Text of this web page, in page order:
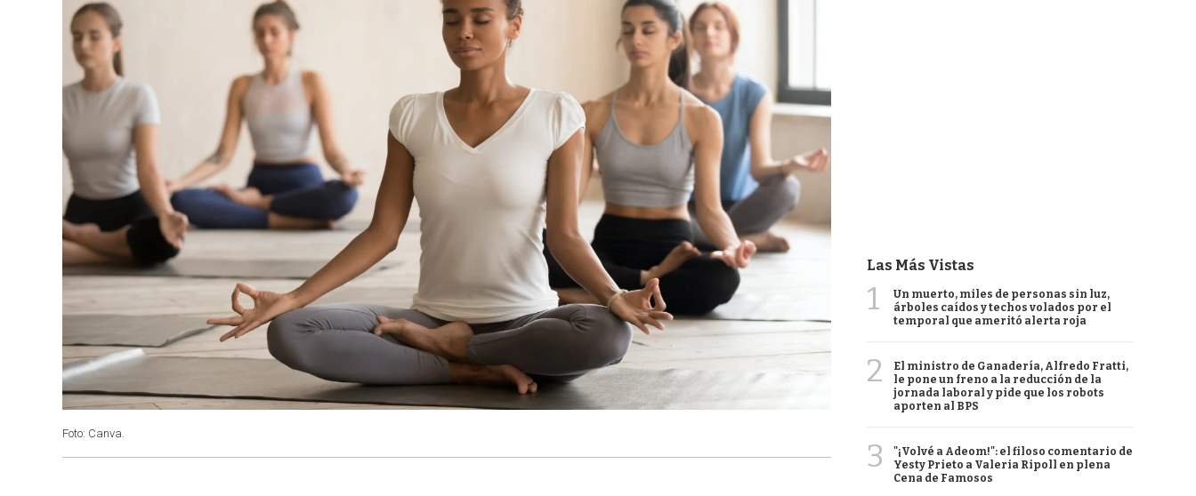
Foto: Canva.
Las Más Vistas
1
Un muerto, miles de personas sin luz,
árboles caídos y techos volados por el
temporal que ameritó alerta roja
2
El ministro de Ganadería, Alfredo Fratti,
le pone un freno a la reducción de la
jornada laboral y pide que los robots
aporten al BPS
3
"¡Volvé a Adeom!": el filoso comentario de
Yesty Prieto a Valeria Ripoll en plena
Cena de Famosos